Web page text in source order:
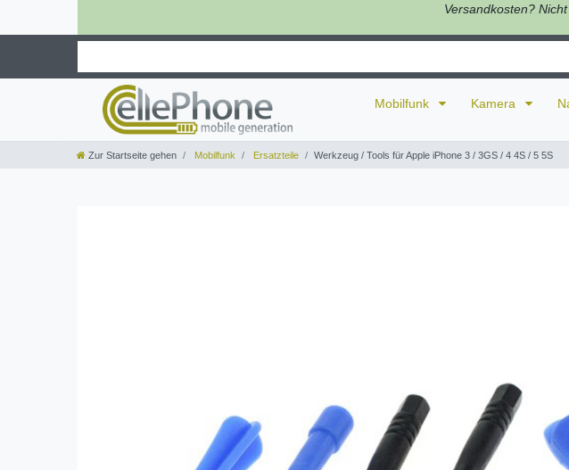
Versandkosten?
Mobilfunk Kamera
Zur Startseite gehen Mobilfunk Ersatzteile Werkzeug / Tools für Apple iPhone 3 / 3GS / 4 4S / 5 5S